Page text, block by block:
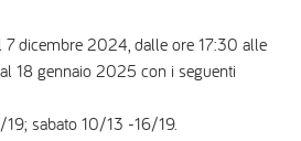
7 dicembre 2024, dalle ore 17:30 alle
18 gennaio 2025 con i seguenti
19; sabato 10/13 -16/19.